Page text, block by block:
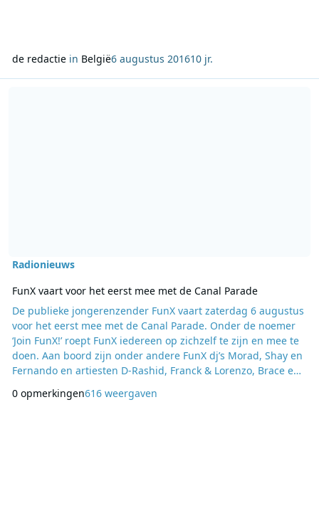
de redactiein België6 augustus 201610 jr.
Radionieuws
FunX vaart voor het eerst mee met de Canal Parade
De publieke jongerenzender FunX vaart zaterdag 6 augustus
voor het eerst mee met de Canal Parade. Onder de noemer
‘Join FunX!’ roept FunX iedereen op zichzelf te zijn en mee te
doen. Aan boord zijn onder andere FunX dj’s Morad, Shay en
Fernando en artiesten D-Rashid, Franck & Lorenzo, Brace en
hebben de afgelopen weken een plek op de boot gewonnen.
0 opmerkingen616 weergaven